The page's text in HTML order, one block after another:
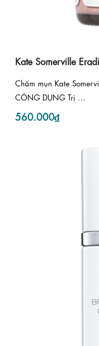
Kate Somerville
Chấm mụn Kate
CÔNG DỤNG Trị ...
560.000₫